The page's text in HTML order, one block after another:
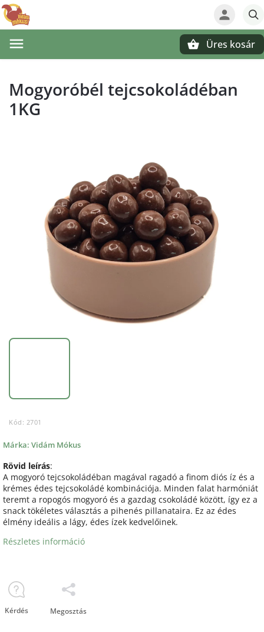
Üres kosár
Mogyoróbél tejcsokoládéban
1KG
Kód: 2701
Márka: Vidám Mókus
Rövid leírás:
A mogyoró tejcsokoládéban magával ragadó a finom diós íz és a
krémes édes tejcsokoládé kombinációja. Minden falat harmóniát
teremt a ropogós mogyoró és a gazdag csokoládé között, így ez a
snack tökéletes választás a pihenés pillanataira. Ez az édes
élmény ideális a lágy, édes ízek kedvelőinek.
Részletes információ
Kérdés Megosztás